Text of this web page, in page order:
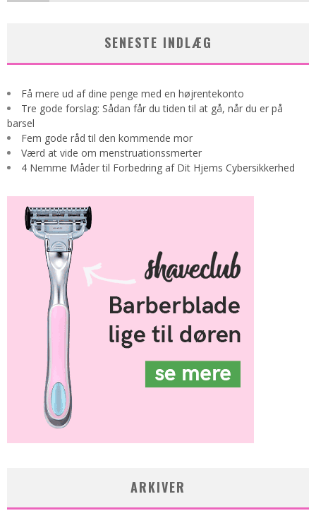
SENESTE INDLÆG
Få mere ud af dine penge med en højrentekonto
Tre gode forslag: Sådan får du tiden til at gå, når du er på
barsel
Fem gode råd til den kommende mor
Værd at vide om menstruationssmerter
4 Nemme Måder til Forbedring af Dit Hjems Cybersikkerhed
ARKIVER